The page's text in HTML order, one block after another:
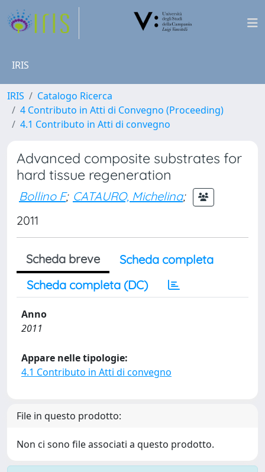
IRIS
IRIS
Catalogo Ricerca
4 Contributo in Atti di Convegno (Proceeding)
4.1 Contributo in Atti di convegno
Advanced composite substrates for
hard tissue regeneration
Bollino F; CATAURO, Michelina;
2011
Scheda breve
Scheda completa
Scheda completa (DC)
Anno
2011
Appare nelle tipologie:
4.1 Contributo in Atti di convegno
File in questo prodotto:
Non ci sono file associati a questo prodotto.